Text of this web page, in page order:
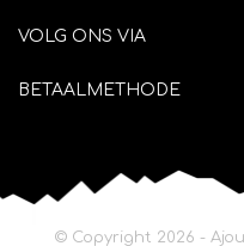
VOLG ONS VIA
BETAALMETHODE
© Copyright 2026 -